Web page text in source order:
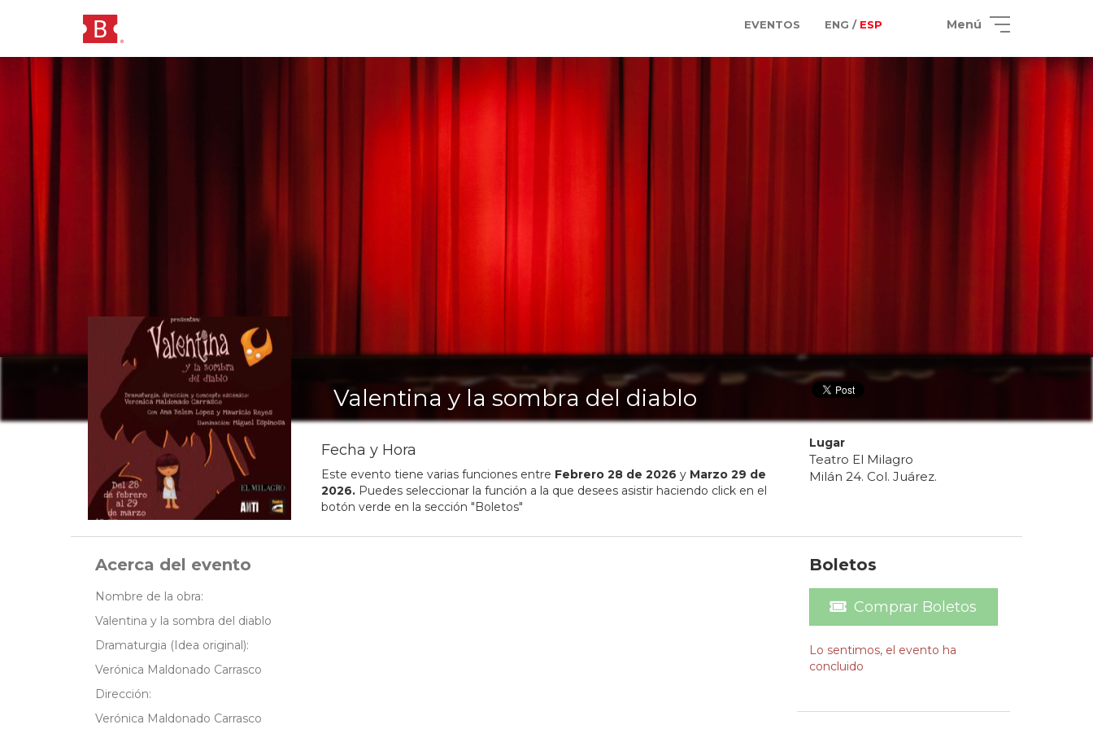
EVENTOS ENG / ESP Menú
Valentina y la sombra del diablo
Fecha y Hora
Este evento tiene varias funciones entre Febrero 28de 2026 y Marzo 29 de
2026.Puedes seleccionar la función a la que desees asistir haciendo click en el
botón verde en la sección "Boletos"
Lugar
Teatro El Milagro
Milán 24. Col. Juárez.
Acerca del evento
Nombre de la obra:
Valentina y la sombra del diablo
Dramaturgia (Idea original):
Verónica Maldonado Carrasco
Dirección:
Verónica Maldonado Carrasco
Boletos
Comprar Boletos
Lo sentimos, el evento ha
concluido